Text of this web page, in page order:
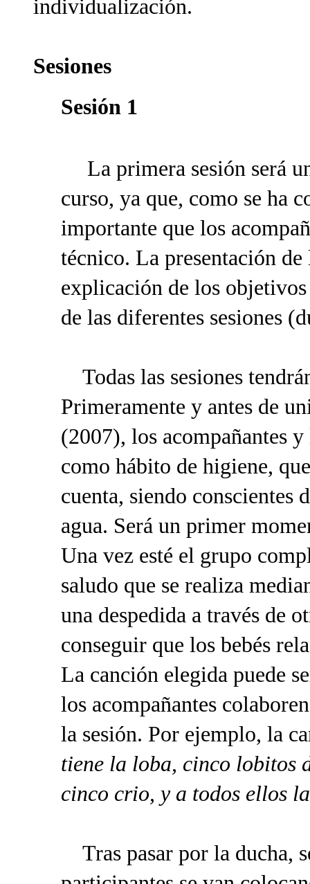
individualización.
Sesiones
Sesión 1
La primera sesión será
curso, ya que, como se ha
importante que los
técnico. La presentación
explicación de los
de las diferentes sesiones
Todas las sesiones
Primeramente y antes de
(2007), los acompañantes
como hábito de higiene,
cuenta, siendo conscientes
agua. Será un primer
Una vez esté el grupo
saludo que se realiza
una despedida a través de
conseguir que los bebés
La canción elegida puede
los acompañantes
la sesión. Por ejemplo, la
tiene la loba, cinco lobitos
cinco crio, y a todos ellos
Tras pasar por la ducha,